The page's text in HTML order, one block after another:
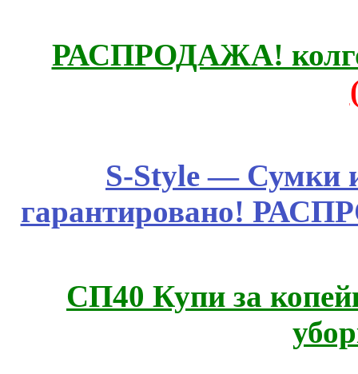
РАСПРОДАЖА!
S-Style — Сумки
гарантировано!
СП40 Купи за